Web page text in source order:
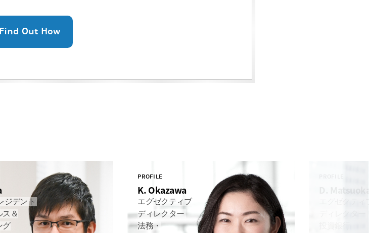
Find Out How
ジデント
ス＆
グ
PROFILE
K. Okazawa
エグゼクティブ
ディレクター
法務・
D.